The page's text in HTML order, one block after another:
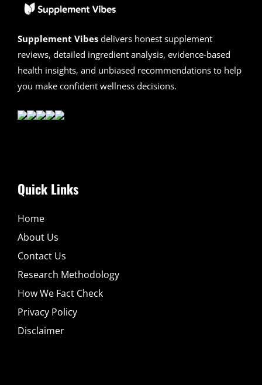
l’Ipotiroidismo
in
Supplement Vibes delivers honest supplement
reviews, detailed ingredient analysis, evidence-based
health insights, and unbiased recommendations to help
you make confident wellness decisions.
Quick Links
Home
About Us
Contact Us
Research Methodology
How We Fact Check
Privacy Policy
Disclaimer